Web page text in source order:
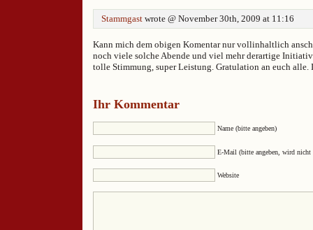
Stammgast wrote @ November 30th, 2009 at 11:16
Kann mich dem obigen Komentar nur vollinhaltlich
noch viele solche Abende und viel mehr derartige
tolle Stimmung, super Leistung. Gratulation an euch
Ihr Kommentar
Name (bitte angeben)
E-Mail (bitte angeben, wird nicht
Website